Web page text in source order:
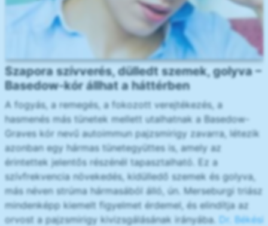
Szapora szívverés, dülledt szemek, golyva –
Basedow-kór állhat a háttérben
A fogyás, a remegés, a fokozott verejtékezés, a
hasmenés más tünetek mellett utalhatnak a Basedow-
Graves kór nevű autoimmun pajzsmirigy zavarra, létezik
azonban egy hármas tünetegyüttes is, amely az
érintettek jelentős részénél tapasztalható. Ez a
szívfrekvencia növekedés, kidülledő szemek és golyva,
más néven strúma hármasából álló, ún. Merseburgi triász
mindenképp kiemelt figyelmet érdemel, és elindítja az
orvost a pajzsmirigy kivizsgálásának irányába. Dr. Békési